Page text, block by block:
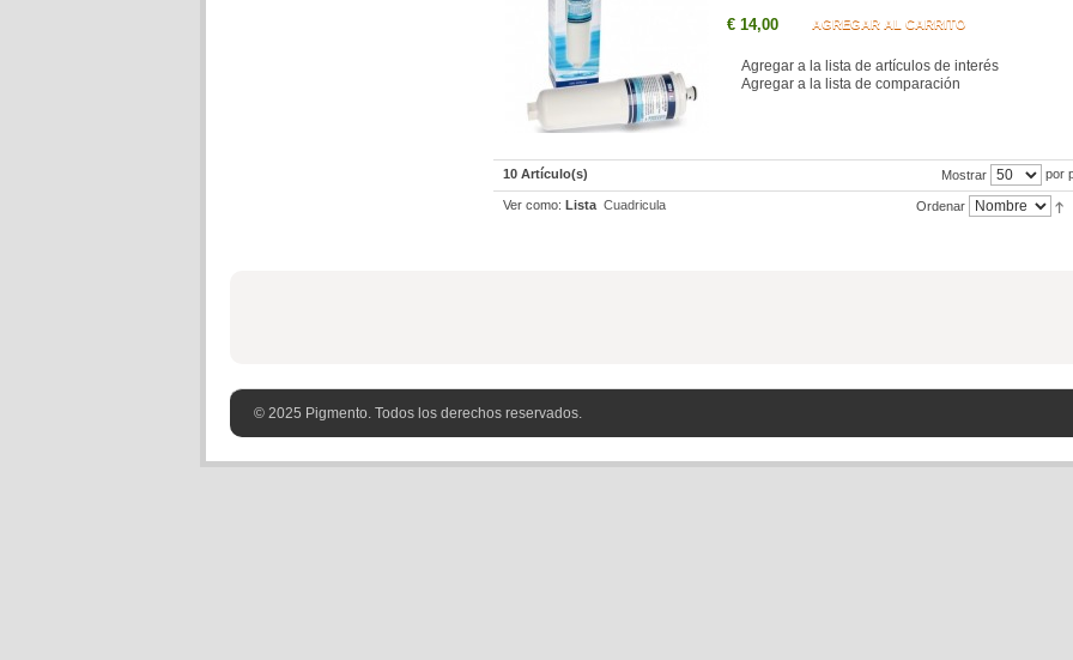
€ 14,00 AGREGAR AL CARRITO
Agregar a la lista de artículos de interés
Agregar a la lista de comparación
10 Artículo(s) Mostrar por
Ver como: Lista Cuadricula Ordenar
© 2025 Pigmento. Todos los derechos reservados.